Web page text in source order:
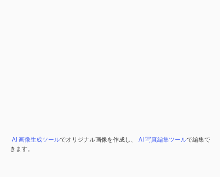
AI 画像生成ツールでオリジナル画像を作成し、 AI 写真編集ツールで編集で
きます。